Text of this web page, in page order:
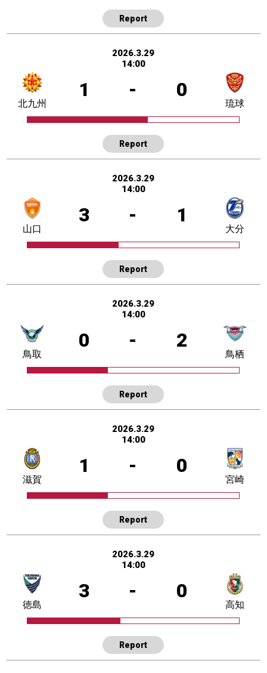
Report
2026.3.29
14:00
1 - 0
北九州 琉球
Report
2026.3.29
14:00
3 - 1
山口 大分
Report
2026.3.29
14:00
0 - 2
鳥取 鳥栖
Report
2026.3.29
14:00
1 - 0
滋賀 宮崎
Report
2026.3.29
14:00
3 - 0
徳島 高知
Report